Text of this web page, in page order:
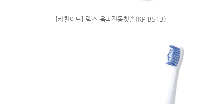
[키친아트] 렉스 음파전동칫솔(KP-B513)